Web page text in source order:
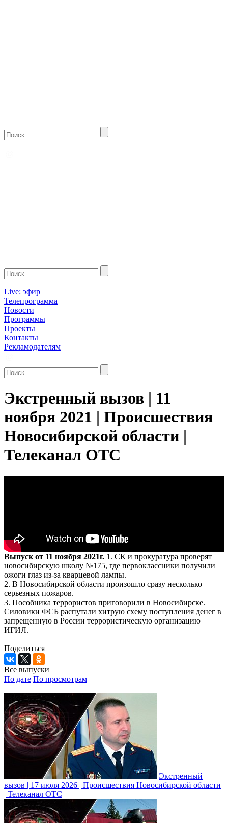
Live: эфир
Телепрограмма
Новости
Программы
Проекты
Контакты
Рекламодателям
Экстренный вызов | 11
ноября 2021 | Происшествия
Новосибирской области |
Телеканал ОТС
Выпуск от 11 ноября 2021г. 1. СК и прокуратура проверят
новосибирскую школу №175, где первоклассники получили
ожоги глаз из-за кварцевой лампы.
2. В Новосибирской области произошло сразу несколько
серьезных пожаров.
3. Пособника террористов приговорили в Новосибирске.
Силовики ФСБ распутали хитрую схему поступления денег в
запрещенную в России террористическую организацию
ИГИЛ.
Поделиться
Все выпуски
По дате По просмотрам
Экстренный
вызов | 17 июля 2026 | Происшествия Новосибирской области
| Телеканал ОТС